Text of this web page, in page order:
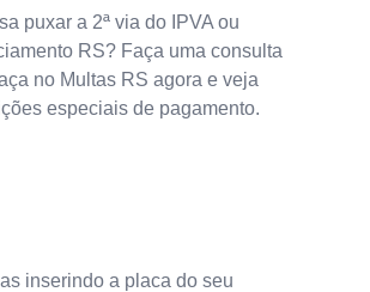
puxar a 2ª via do IPVA ou
RS? Faça uma consulta
no Multas RS agora e veja
especiais de pagamento.
inserindo a placa do seu